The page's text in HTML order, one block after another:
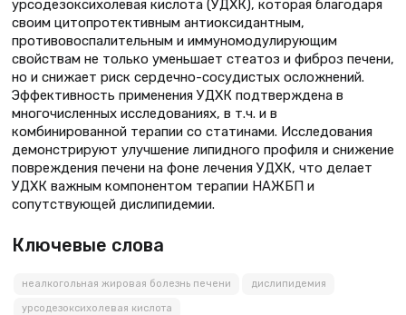
урсодезоксихолевая кислота (УДХК), которая благодаря
своим цитопротективным антиоксидантным,
противовоспалительным и иммуномодулирующим
свойствам не только уменьшает стеатоз и фиброз печени,
но и снижает риск сердечно-сосудистых осложнений.
Эффективность применения УДХК подтверждена в
многочисленных исследованиях, в т.ч. и в
комбинированной терапии со статинами. Исследования
демонстрируют улучшение липидного профиля и снижение
повреждения печени на фоне лечения УДХК, что делает
УДХК важным компонентом терапии НАЖБП и
сопутствующей дислипидемии.
Ключевые слова
неалкогольная жировая болезнь печени дислипидемия
урсодезоксихолевая кислота